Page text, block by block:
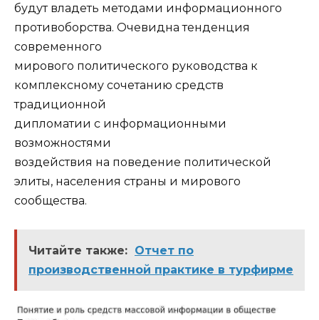
будут владеть методами информационного
противоборства. Очевидна тенденция
современного
мирового политического руководства к
комплексному сочетанию средств
традиционной
дипломатии с информационными
возможностями
воздействия на поведение политической
элиты, населения страны и мирового
сообщества.
Читайте также: Отчет по
производственной практике в турфирме